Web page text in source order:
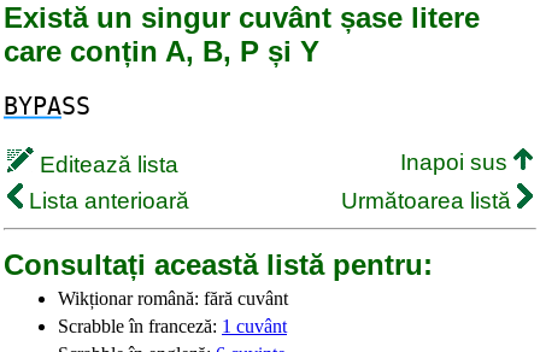
Există un singur cuvânt șase litere
care conțin A, B, P și Y
BYPASS
Editează lista
Inapoi sus
Lista anterioară
Următoarea listă
Consultați această listă pentru:
Wikționar română: fără cuvânt
Scrabble în franceză: 1 cuvânt